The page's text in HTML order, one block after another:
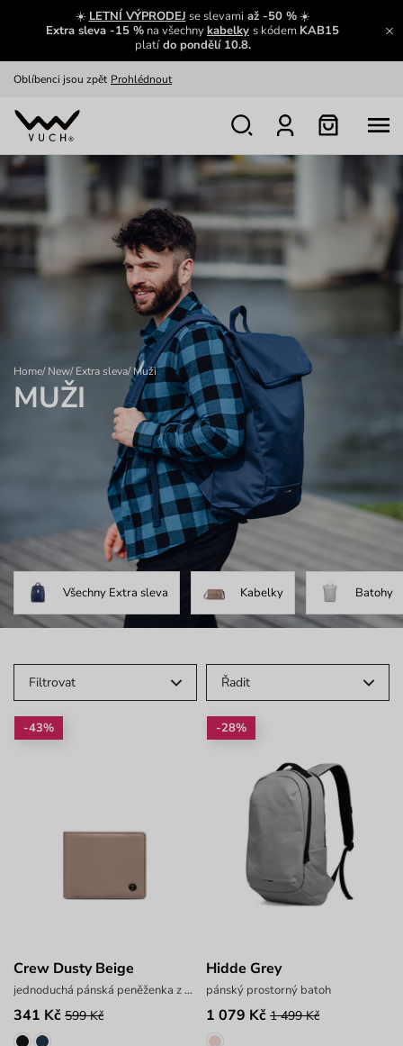
☀️ LETNÍ VÝPRODEJ se slevamiaž -50 %☀️
Extra sleva -15 % na všechnykabelky s kódem KAB15
platído pondělí 10.8.
Zajímavosti ze světa Vuch:
Zobrazit
Oblíbenci jsou zpět Prohlédnout
Nech se inspirovat
Home/New/Extra sleva/Muži
MUŽI
Všechny Extra sleva Kabelky Batohy
Filtrovat Řadit
-43%
Crew Dusty Beige
jednoduchá pánská peněženka z hladkého materiálu
341 Kč 599 Kč
-28%
Hidde Grey
pánský prostorný batoh
1 079 Kč 1 499 Kč